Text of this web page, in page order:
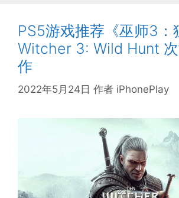
PS5游戏推荐《巫师3：
Witcher 3: Wild Hunt
作
2022年5月24日 作者 iPhonePlay